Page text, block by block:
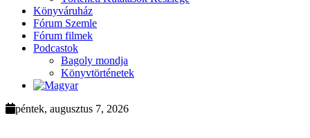
Könyváruház
Fórum Szemle
Fórum filmek
Podcastok
Bagoly mondja
Könyvtörténetek
péntek, augusztus 7, 2026